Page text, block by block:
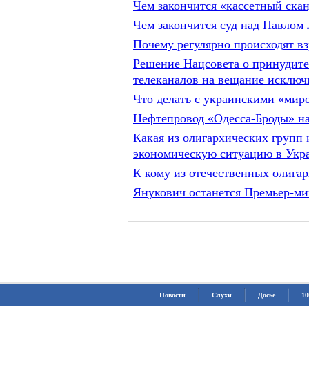
Чем закончится «кассетный
Чем закончится суд над Павлом
Почему регулярно происходят
Решение Нацсовета о
телеканалов на вещание
Что делать с украинскими
Нефтепровод «Одесса-Броды»
Какая из олигархических
экономическую ситуацию в
К кому из отечественных
Янукович останется Премьер-
Новости Слухи Досье